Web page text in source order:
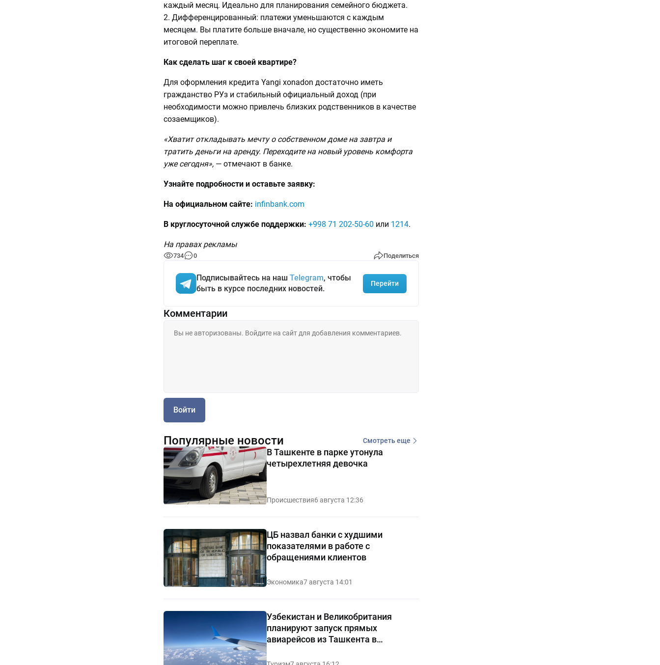
каждый месяц. Идеально для планирования семейного бюджета.
2. Дифференцированный: платежи уменьшаются с каждым
месяцем. Вы платите больше вначале, но существенно экономите на
итоговой переплате.
Как сделать шаг к своей квартире?
Для оформления кредита Yangi xonadon достаточно иметь
гражданство РУз и стабильный официальный доход (при
необходимости можно привлечь близких родственников в качестве
созаемщиков).
«Хватит откладывать мечту о собственном доме на завтра и
тратить деньги на аренду. Переходите на новый уровень комфорта
уже сегодня»,— отмечают в банке.
Узнайте подробности и оставьте заявку:
На официальном сайте: infinbank.com
В круглосуточной службе поддержки: +998 71 202-50-60 или 1214.
На правах рекламы
734 0 Поделиться
Подписывайтесь на наш Telegram, чтобы
быть в курсе последних новостей.
Перейти
Комментарии
Войти
Популярные новости Смотреть еще
В Ташкенте в парке утонула
четырехлетняя девочка
Происшествия6 августа 12:36
ЦБ назвал банки с худшими
показателями в работе с
обращениями клиентов
Экономика7 августа 14:01
Узбекистан и Великобритания
планируют запуск прямых
авиарейсов из Ташкента в
Манчестер